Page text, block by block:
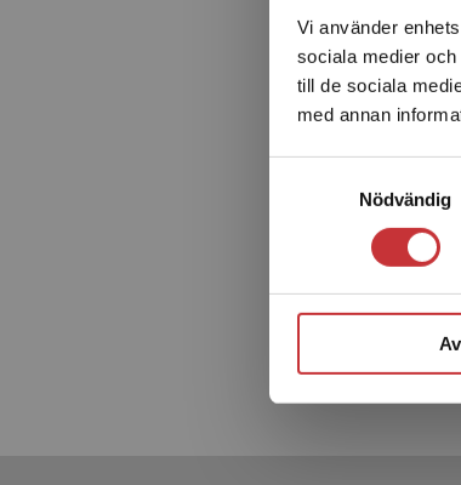
Vi använder
sociala medier
till de sociala
med annan
Nödvändig